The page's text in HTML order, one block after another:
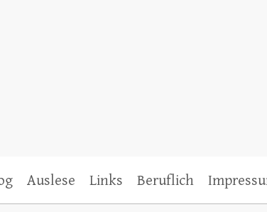
Auslese Links Beruflich